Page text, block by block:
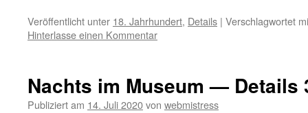
Veröffentlicht unter 18. Jahrhundert, Details | Verschlagwortet
Hinterlasse einen Kommentar
Nachts im Museum — Details
Publiziert am 14. Juli 2020von webmistress